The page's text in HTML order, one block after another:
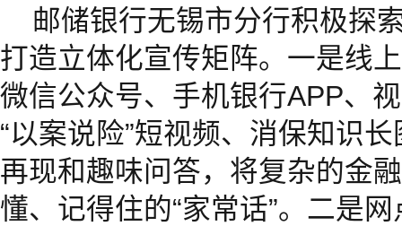
邮储银行无锡市分行积极探
打造立体化宣传矩阵。一是线
微信公众号、手机银行APP、
“以案说险”短视频、消保知识
再现和趣味问答，将复杂的金
懂、记得住的“家常话”。二是